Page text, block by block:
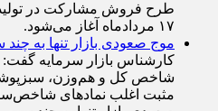
۱۷ مردادماه آغاز می‌شود.
موج صعودی بازار تنها به
کارشناس بازار سرمایه
شاخص کل و هم‌وزن،
مثبت اغلب نماد‌های